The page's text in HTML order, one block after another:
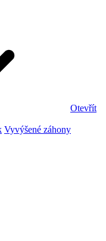
Otevřít
Vyvýšené záhony